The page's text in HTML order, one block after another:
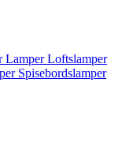
LamperLoftslamper
Spisebordslamper